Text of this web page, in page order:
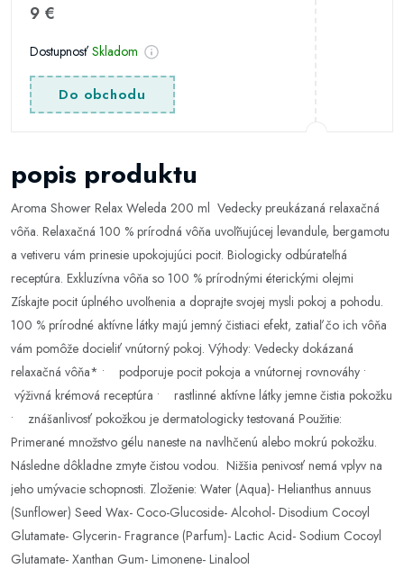
9 €
Dostupnosť Skladom
Do obchodu
popis produktu
Aroma Shower Relax Weleda 200 ml Vedecky preukázaná relaxačná
vôňa. Relaxačná 100 % prírodná vôňa uvoľňujúcej levandule, bergamotu
a vetiveru vám prinesie upokojujúci pocit. Biologicky odbúrateľná
receptúra. Exkluzívna vôňa so 100 % prírodnými éterickými olejmi
Získajte pocit úplného uvoľnenia a doprajte svojej mysli pokoj a pohodu.
100 % prírodné aktívne látky majú jemný čistiaci efekt, zatiaľ čo ich vôňa
vám pomôže docieliť vnútorný pokoj. Výhody: Vedecky dokázaná
relaxačná vôňa* • podporuje pocit pokoja a vnútornej rovnováhy •
výživná krémová receptúra • rastlinné aktívne látky jemne čistia pokožku
• znášanlivosť pokožkou je dermatologicky testovaná Použitie:
Primerané množstvo gélu naneste na navlhčenú alebo mokrú pokožku.
Následne dôkladne zmyte čistou vodou. Nižšia penivosť nemá vplyv na
jeho umývacie schopnosti. Zloženie: Water (Aqua)- Helianthus annuus
(Sunflower) Seed Wax- Coco-Glucoside- Alcohol- Disodium Cocoyl
Glutamate- Glycerin- Fragrance (Parfum)- Lactic Acid- Sodium Cocoyl
Glutamate- Xanthan Gum- Limonene- Linalool